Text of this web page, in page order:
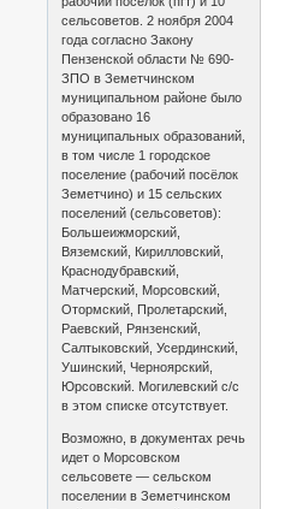
сельсоветов. 2 ноября 2004
года согласно Закону
Пензенской области № 690-
ЗПО в Земетчинском
муниципальном районе было
образовано 16
муниципальных образований,
в том числе 1 городское
поселение (рабочий посёлок
Земетчино) и 15 сельских
поселений (сельсоветов):
Большеижморский,
Вяземский, Кирилловский,
Краснодубравский,
Матчерский, Морсовский,
Отормский, Пролетарский,
Раевский, Рянзенский,
Салтыковский, Усердинский,
Ушинский, Черноярский,
Юрсовский. Могилевский с/с
в этом списке отсутствует.
Возможно, в документах речь
идет о Морсовском
сельсовете — сельском
поселении в Земетчинском